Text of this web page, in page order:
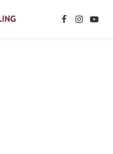
Facebook